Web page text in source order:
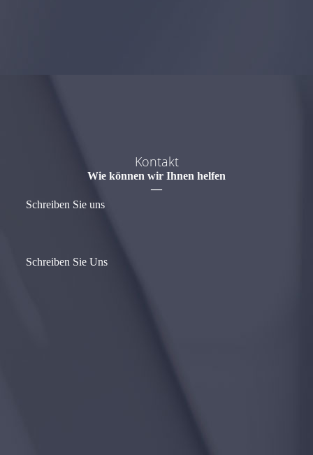
Kontakt
Wie können wir Ihnen helfen
—
Schreiben Sie uns
Schreiben Sie Uns